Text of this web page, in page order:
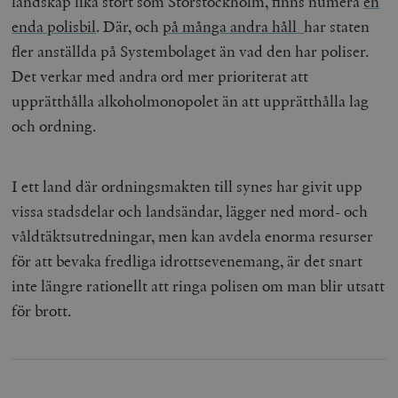
enda polisbil. Där, och på många andra hållhar staten
fler anställda på Systembolaget än vad den har poliser.
Det verkar med andra ord mer prioriterat att
upprätthålla alkoholmonopolet än att upprätthålla lag
och ordning.
I ett land där ordningsmakten till synes har givit upp
vissa stadsdelar och landsändar, lägger ned mord- och
våldtäktsutredningar, men kan avdela enorma resurser
för att bevaka fredliga idrottsevenemang, är det snart
inte längre rationellt att ringa polisen om man blir utsatt
för brott.
_hjFirstSeen
Hotjar Ltd
.timbro.se
woocommerce_items_in_cart
Inc.